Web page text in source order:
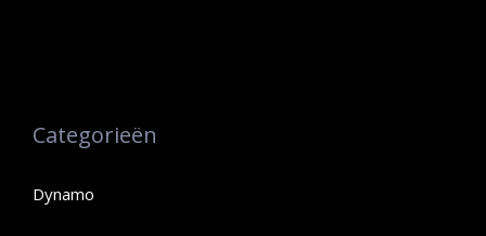
Categorieën
Dynamo